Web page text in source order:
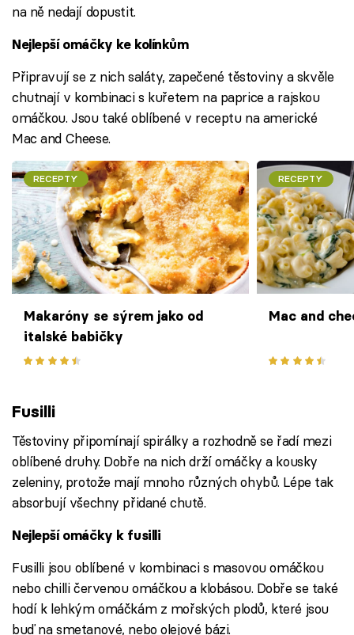
na ně nedají dopustit.
Nejlepší omáčky ke kolínkům
Připravují se z nich saláty, zapečené těstoviny a skvěle
chutnají v kombinaci s kuřetem na paprice a rajskou
omáčkou. Jsou také oblíbené v receptu na americké
Mac and Cheese.
RECEPTY
Makaróny se sýrem jako od
italské babičky
RECEPTY
Mac and
Fusilli
Těstoviny připomínají spirálky a rozhodně se řadí mezi
oblíbené druhy. Dobře na nich drží omáčky a kousky
zeleniny, protože mají mnoho různých ohybů. Lépe tak
absorbují všechny přidané chutě.
Nejlepší omáčky k fusilli
Fusilli jsou oblíbené v kombinaci s masovou omáčkou
nebo chilli červenou omáčkou a klobásou. Dobře se také
hodí k lehkým omáčkám z mořských plodů, které jsou
buď na smetanové, nebo olejové bázi.